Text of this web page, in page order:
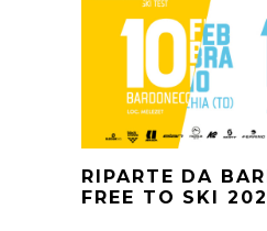
RIPARTE DA
FREE TO SKI